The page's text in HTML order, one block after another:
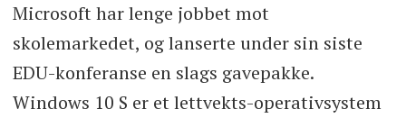
Microsoft har lenge jobbet mot
skolemarkedet, og lanserte under sin siste
EDU-konferanse en slags gavepakke.
Windows 10 S er et lettvekts-operativsystem